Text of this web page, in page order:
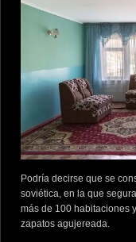
Podría decirse que se
soviética, en la que
más de 100 habitaciones
zapatos agujereada.